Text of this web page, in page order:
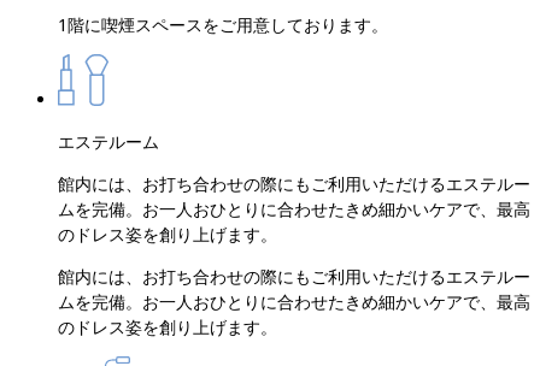
1階に喫煙スペースをご用意しております。
エステルーム
館内には、お打ち合わせの際にもご利用いただけるエステルー
ムを完備。お一人おひとりに合わせたきめ細かいケアで、最高
のドレス姿を創り上げます。
館内には、お打ち合わせの際にもご利用いただけるエステルー
ムを完備。お一人おひとりに合わせたきめ細かいケアで、最高
のドレス姿を創り上げます。